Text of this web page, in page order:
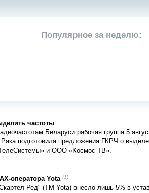
Популярное за неделю:
частоты
Беларуси рабочая группа 5
подготовила предложения ГКРЧ о
и ООО «Космос ТВ».
оператора Yota (1)
Ред" (ТМ Yota) внесло лишь 5% в